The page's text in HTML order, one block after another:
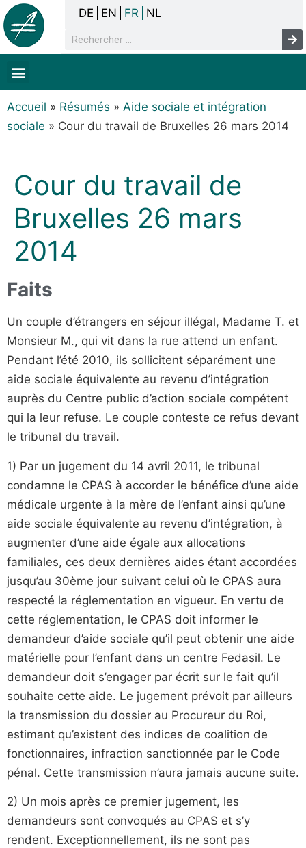
DE EN FR NL
Accueil » Résumés » Aide sociale et intégration
sociale » Cour du travail de Bruxelles 26 mars 2014
Cour du travail de
Bruxelles 26 mars
2014
Faits
Un couple d’étrangers en séjour illégal, Madame T. et
Monsieur M., qui vit dans la rue attend un enfant.
Pendant l’été 2010, ils sollicitent séparément une
aide sociale équivalente au revenu d’intégration
auprès du Centre public d’action sociale compétent
qui la leur refuse. Le couple conteste ce refus devant
le tribunal du travail.
1) Par un jugement du 14 avril 2011, le tribunal
condamne le CPAS à accorder le bénéfice d’une aide
médicale urgente à la mère de l’enfant ainsi qu’une
aide sociale équivalente au revenu d’intégration, à
augmenter d’une aide égale aux allocations
familiales, ces deux dernières aides étant accordées
jusqu’au 30ème jour suivant celui où le CPAS aura
respecté la réglementation en vigueur. En vertu de
cette réglementation, le CPAS doit informer le
demandeur d’aide sociale qu’il peut obtenir une aide
matérielle pour l’enfant dans un centre Fedasil. Le
demandeur doit s’engager par écrit sur le fait qu’il
souhaite cette aide. Le jugement prévoit par ailleurs
la transmission du dossier au Procureur du Roi,
estimant qu’existent des indices de coalition de
fonctionnaires, infraction sanctionnée par le Code
pénal. Cette transmission n’aura jamais aucune suite.
2) Un mois après ce premier jugement, les
demandeurs sont convoqués au CPAS et s’y
rendent. Exceptionnellement, ils ne sont pas